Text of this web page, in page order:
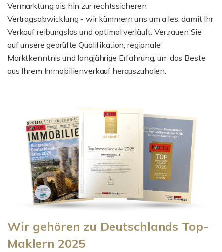
Vermarktung bis hin zur rechtssicheren
Vertragsabwicklung - wir kümmern uns um alles, damit Ihr
Verkauf reibungslos und optimal verläuft. Vertrauen Sie
auf unsere geprüfte Qualifikation, regionale
Marktkenntnis und langjährige Erfahrung, um das Beste
aus Ihrem Immobilienverkauf herauszuholen.
Wir gehören zu Deutschlands Top-
Maklern 2025